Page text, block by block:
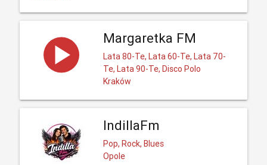
Margaretka FM
Lata 80-Te, Lata 60-Te, Lata 70-
Te, Lata 90-Te, Disco Polo
Kraków
IndillaFm
Pop, Rock, Blues
Opole